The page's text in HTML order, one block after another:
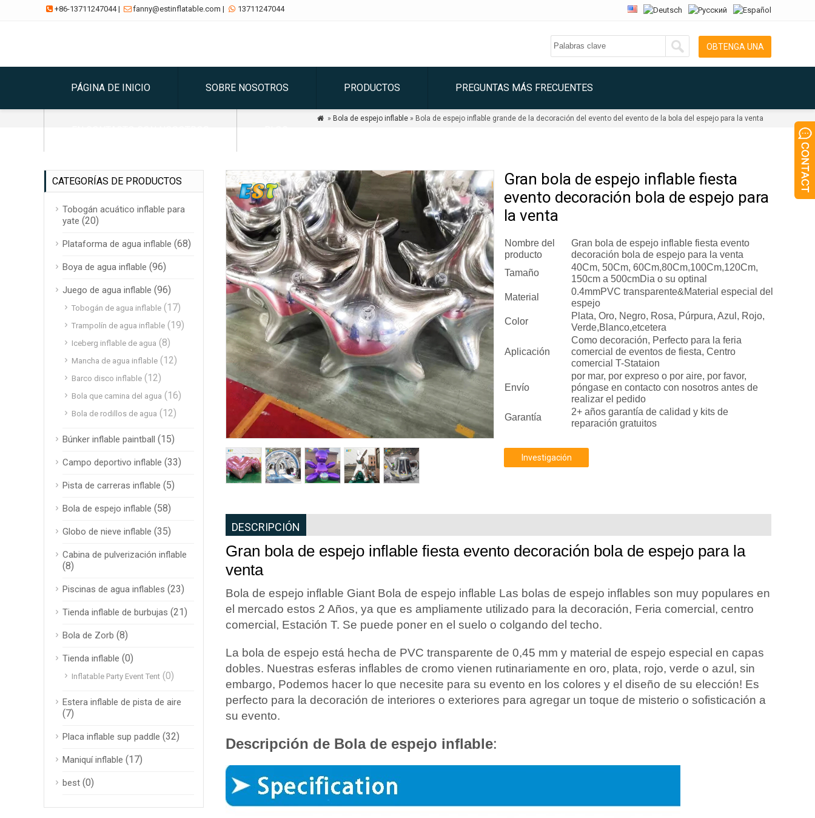
 +86-13711247044| fanny@estinflatable.com |  13711247044
OBTENGA UNA
COTIZACIÓN
PÁGINA DE INICIO SOBRE NOSOTROS PRODUCTOS PREGUNTAS MÁS FRECUENTES
 » Bola de espejo inflable» Bola de espejo inflable grande de la decoración del evento del evento de la bola del espejo para la venta
Gran bola de espejo inflable fiesta
evento decoración bola de espejo para
la venta
Nombre del
producto
Gran bola de espejo inflable fiesta evento
decoración bola de espejo para la venta
Tamaño
40Cm, 50Cm, 60Cm,80Cm,100Cm,120Cm,
150cm a 500cmDia o su optinal
Material
0.4mmPVC transparente&Material especial del
espejo
Color
Plata, Oro, Negro, Rosa, Púrpura, Azul, Rojo,
Verde,Blanco,etcetera
Aplicación
Como decoración, Perfecto para la feria
comercial de eventos de fiesta, Centro
comercial T-Stataion
Envío
por mar, por expreso o por aire, por favor,
póngase en contacto con nosotros antes de
realizar el pedido
Garantía
2+ años garantía de calidad y kits de
reparación gratuitos
Investigación
DESCRIPCIÓN
Gran bola de espejo inflable fiesta evento decoración bola de espejo para la
venta
Bola de espejo inflable Giant Bola de espejo inflable Las bolas de espejo inflables son muy populares en
el mercado estos 2 Años, ya que es ampliamente utilizado para la decoración, Feria comercial, centro
comercial, Estación T. Se puede poner en el suelo o colgando del techo.
La bola de espejo está hecha de PVC transparente de 0,45 mm y material de espejo especial en capas
dobles. Nuestras esferas inflables de cromo vienen rutinariamente en oro, plata, rojo, verde o azul, sin
embargo, Podemos hacer lo que necesite para su evento en los colores y el diseño de su elección! Es
perfecto para la decoración de interiores o exteriores para agregar un toque de misterio o sofisticación a
su evento.
Descripción de Bola de espejo inflable:
CATEGORÍAS DE PRODUCTOS
Tobogán acuático inflable para
yate (20)
Plataforma de agua inflable (68)
Boya de agua inflable (96)
Juego de agua inflable (96)
Tobogán de agua inflable (17)
Trampolín de agua inflable (19)
Iceberg inflable de agua (8)
Mancha de agua inflable (12)
Barco disco inflable (12)
Bola que camina del agua (16)
Bola de rodillos de agua (12)
Búnker inflable paintball (15)
Campo deportivo inflable (33)
Pista de carreras inflable (5)
Bola de espejo inflable (58)
Globo de nieve inflable (35)
Cabina de pulverización inflable
(8)
Piscinas de agua inflables (23)
Tienda inflable de burbujas (21)
Bola de Zorb (8)
Tienda inflable (0)
Inflatable Party Event Tent (0)
Estera inflable de pista de aire
(7)
Placa inflable sup paddle (32)
Maniquí inflable (17)
best (0)